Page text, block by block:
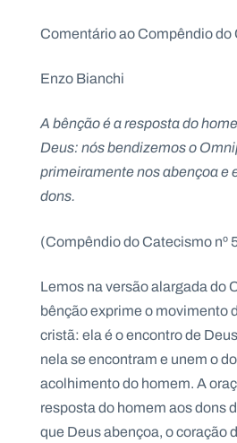
Comentário ao Compêndio do
Enzo Bianchi
A bênção é a resposta do
Deus: nós bendizemos o
primeiramente nos abençoa e
dons.
(Compêndio do Catecismo nº
Lemos na versão alargada do
bênção exprime o movimento
cristã: ela é o encontro de
nela se encontram e unem o
acolhimento do homem. A
resposta do homem aos dons
que Deus abençoa, o coração
fazemos
Recursos
Notícias
O
R
N
C
O
N
A
L
S
l
e